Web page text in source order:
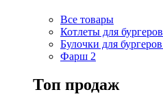
Все товары
Котлеты для бургеров
Булочки для бургеров
Фарш 2
Топ продаж